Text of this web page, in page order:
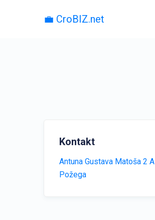
💼 CroBIZ.net
Kontakt
Antuna Gustava Matoša 2 A
Požega